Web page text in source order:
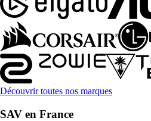
Découvrir toutes nos marques
SAV en France